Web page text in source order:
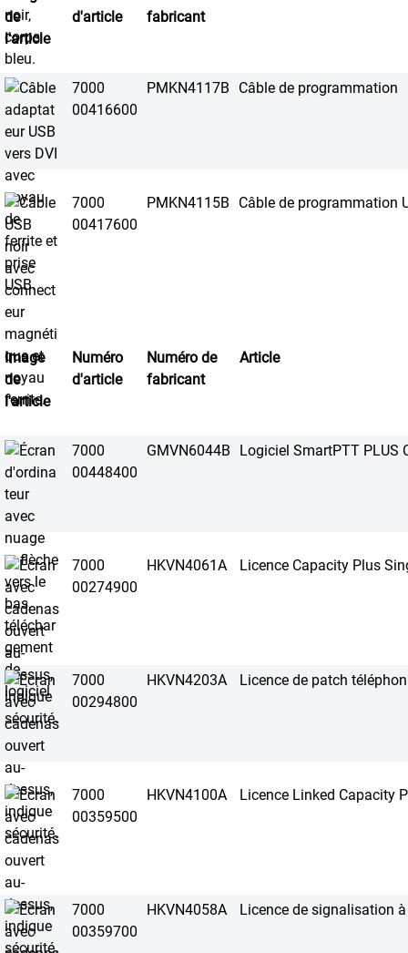
de
l'article
d'article
fabricant
7000
00416600
PMKN4117B Câble de programmation
7000
00417600
PMKN4115B Câble de programmation
Image
de
l'article
Numéro
d'article
Numéro de
fabricant
Article
7000
00448400
GMVN6044B Logiciel SmartPTT PLUS
7000
00274900
HKVN4061A Licence Capacity Plus
7000
00294800
HKVN4203A Licence de patch
7000
00359500
HKVN4100A Licence Linked Capacity
7000
00359700
HKVN4058A Licence de signalisation